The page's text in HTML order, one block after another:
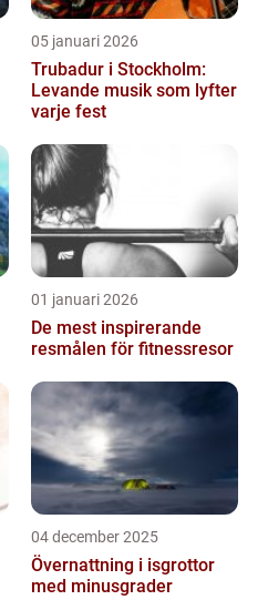
05 januari 2026
Trubadur i Stockholm:
Levande musik som lyfter
varje fest
01 januari 2026
De mest inspirerande
resmålen för fitnessresor
04 december 2025
Övernattning i isgrottor
med minusgrader